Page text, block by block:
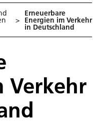
>
Erneuerbare
Energien im Verkehr
in Deutschland
Verkehr